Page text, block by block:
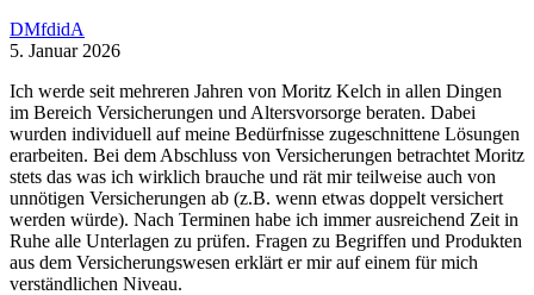
DMfdidA
5. Januar 2026
Ich werde seit mehreren Jahren von Moritz Kelch in allen Dingen
im Bereich Versicherungen und Altersvorsorge beraten. Dabei
wurden individuell auf meine Bedürfnisse zugeschnittene Lösungen
erarbeiten. Bei dem Abschluss von Versicherungen betrachtet Moritz
stets das was ich wirklich brauche und rät mir teilweise auch von
unnötigen Versicherungen ab (z.B. wenn etwas doppelt versichert
werden würde). Nach Terminen habe ich immer ausreichend Zeit in
Ruhe alle Unterlagen zu prüfen. Fragen zu Begriffen und Produkten
aus dem Versicherungswesen erklärt er mir auf einem für mich
verständlichen Niveau.